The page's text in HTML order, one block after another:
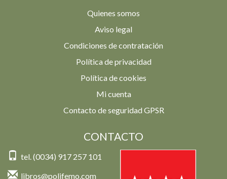
Quienes somos
Aviso legal
Condiciones de contratación
Política de privacidad
Política de cookies
Mi cuenta
Contacto de seguridad GPSR
CONTACTO
tel. (0034) 917 257 101
libros@polifemo.com